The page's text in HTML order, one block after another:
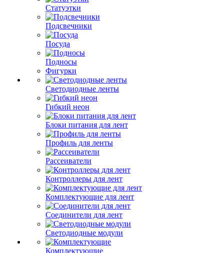
Статуэтки
Подсвечники
Посуда
Подносы
Фигурки
Светодиодные ленты
Гибкий неон
Блоки питания для лент
Профиль для ленты
Рассеиватели
Контроллеры для лент
Комплектующие для лент
Соединители для лент
Светодиодные модули
Комплектующие